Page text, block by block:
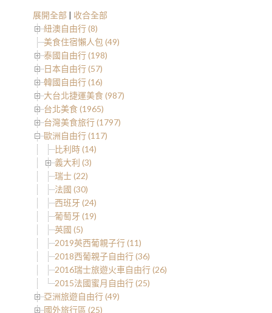
展開全部 | 收合全部
紐澳自由行 (8)
美食住宿懶人包 (49)
泰國自由行 (198)
日本自由行 (57)
韓國自由行 (16)
大台北捷運美食 (987)
台北美食 (1965)
台灣美食旅行 (1797)
歐洲自由行 (117)
比利時 (14)
義大利 (3)
瑞士 (22)
法國 (30)
西班牙 (24)
葡萄牙 (19)
英國 (5)
2019英西葡親子行 (11)
2018西葡親子自由行 (36)
2016瑞士旅遊火車自由行 (26)
2015法國蜜月自由行 (25)
亞洲旅遊自由行 (49)
國外旅行區 (25)